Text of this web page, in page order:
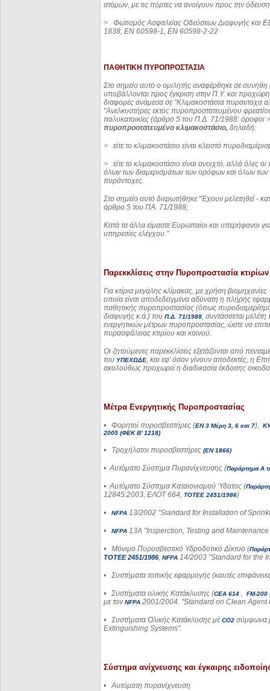
ατόμων, με τις πόρτες να ανοίγουν προς την
> Φωτισμός Ασφαλείας Οδεύσεων Διαφυγής και
1838, ΕΝ 60598-1, ΕΝ 60598-2-22
ΠΑΘΗΤΙΚΗ ΠΥΡΟΠΡΟΣΤΑΣΙΑ
Στο σημείο αυτό ο ομιλητής αναφέρθηκε σε
υποβάλλονται προς έγκριση στην Π.Υ. και
διαφορές ανάμεσα σε "Κλιμακοστάσια πυραντοχα
"Ανελκυστήρες εκτός πυροπροστατευμένου
πολυκατοικίες (άρθρο 5 του Π.Δ. 71/1988: όροφοι >
πυροπροοτατευμένο κλιμακοστάσιο, δηλαδή:
> είτε το κλιμακοστάσιο είναι κλειστό
> είτε το κλιμακοστάσιο είναι ανοιχτό, αλλά
όλων των διαμερισμάτων των ορόφων και όλων των
πυράντοχες.
Στο σημείο αυτό διερωτήθηκε "Έχουν μελετηθεί -
άρθρο 5 του ΠΑ. 71/1988;
Κατά τα άλλα είμαστε Ευρωπαίοι και υπερήφανοι
υπηρεσίες ελέγχου."
Παρεκκλίσεις στην Πυροπροστασία κτιρίων
Για κτίρια μεγάλης κλίμακας, με χρήση
οποία είναι αποδεδειγμένα αδύνατη η πλήρης
παθητικής πυροπροστασίας (όπως
διαφυγής κ.ά.) του Π.Δ. 71/1988, συντάσσεται
ενεργητικών μέτρων πυροπροστασίας, ώστε να
πυρασφάλειας κτιρίου και κοινού.
Οι ζητούμενες παρεκκλίσεις εξετάζονται από
του ΥΠΕΧΩΔΕ, και εφ' όσον γίνουν αποδεκτές, η
ακολούθως προχωρεί η διαδικασία έκδοσης
Μέτρα Ενεργητικής Πυροπροστασίας
• Φορητοί πυροσβεστήρες (ΕΝ 3 Μέρη 3, 6 και 7),
2005 (ΦΕΚ Β' 1218)
• Τροχήλατοι πυροσβεστήρες (ΕΝ 1866)
•Αυτόματο Σύστημα Πυρανίχνευσης (Παράρτημα Α
•Αυτόματο Σύστημα Καταιονισμού Ύδατος (
12845:2003, ΕΛΟΤ 664, ΤΟΤΕΕ 2451/1986)
• NFPA 13/2002 "Standard for Installation of
• NFPA 13A "Insperction, Testing and
• Μόνιμο Πυροσβεστικό Υδροδοτικό Δίκτυο (
ΤΟΤΕΕ2451/1986, NFPA 14/2003 "Standard for the
• Συστήματα τοπικής εφαρμογής (καυτές
• Συστήματα ολικής Κατάκλυσης (CEA 614 , FM-200
με τον NFPA 2001/2004. "Standard on Clean Agent
• Συστήματα Ολικής Κατάκλυσης μέCO2 σύμφωνα
Extinguishing Systems".
Σύστημα ανίχνευσης και έγκαιρης
•Αυτόματη πυρανίχνευση